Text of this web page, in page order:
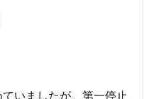
いましたが、第一停止